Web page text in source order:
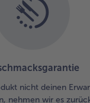
nicht deinen
nehmen wir es